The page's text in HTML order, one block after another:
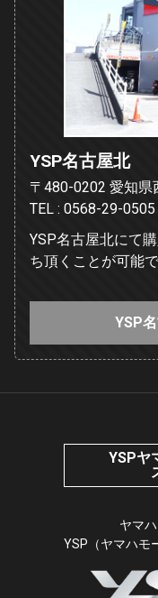
YSP名古屋北
〒480-0202 愛知県
TEL : 0568-29-
YSP名古屋北にて
ち頂くことが可能で
YSP
YSPヤ
ヤマ
YSP（ヤマハモ